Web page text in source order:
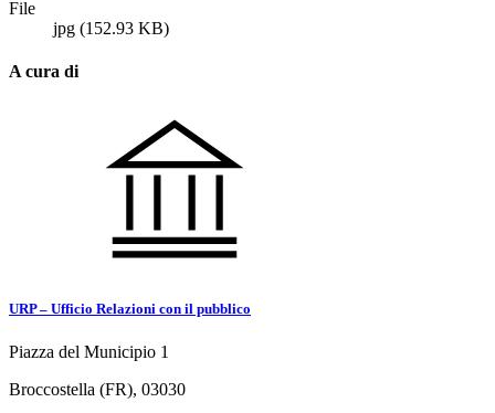
File
jpg (152.93 KB)
A cura di
URP – Ufficio Relazioni con il pubblico
Piazza del Municipio 1
Broccostella (FR), 03030